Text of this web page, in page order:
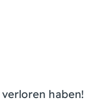
haben!